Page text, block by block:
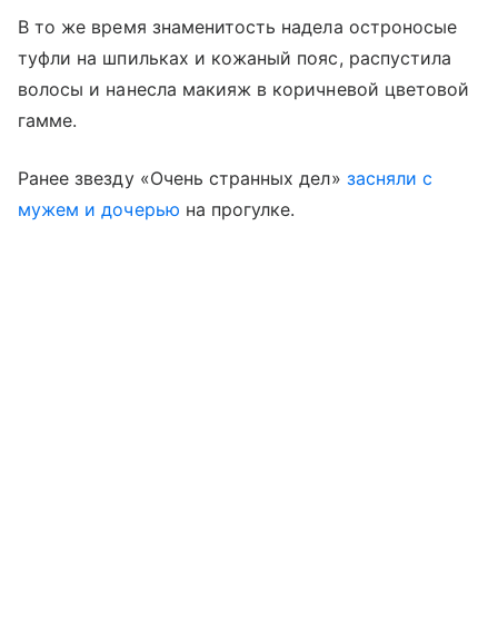
В то же время знаменитость надела остроносые
туфли на шпильках и кожаный пояс, распустила
волосы и нанесла макияж в коричневой цветовой
гамме.
Ранее звезду «Очень странных дел» засняли с
мужем и дочерью на прогулке.